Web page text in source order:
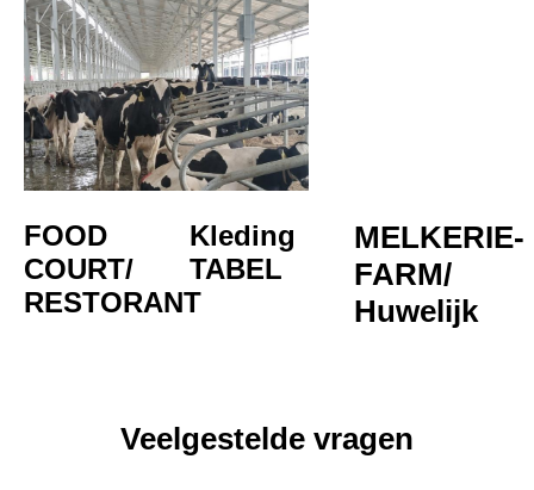
FOOD
COURT/
RESTORANT
Kleding
TABEL
MELKERIE-
FARM/
Huwelijk
Veelgestelde vragen